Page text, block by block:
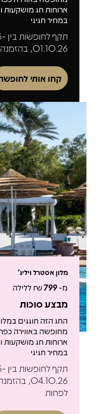
ארוחות חג מושקעות
במחיר חגיגי
01.10.26, בהזמנה של 4 לילות לפחות
קחו אותי
מלון אסטרל ויליג'
מ-799₪ ללילה
מבצע סוכות
החג הזה חוגגים
מחופשה באווירה
ארוחות חג מושקעות
במחיר חגיגי
לפחות